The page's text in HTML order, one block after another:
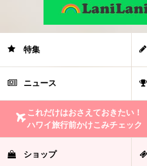
特集
ニュース
これだけはおさえておきたい！
ハワイ旅行前かけこみチェック
ショップ